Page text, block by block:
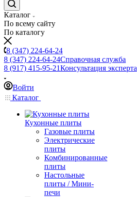
Каталог
По всему сайту
По каталогу
8 (347) 224-64-24
8 (347) 224-64-24Справочная служба
8 (917) 415-95-21Консультация эксперта
Войти
Каталог
Кухонные плиты
Газовые плиты
Электрические
плиты
Комбинированные
плиты
Настольные
плиты / Мини-
печи